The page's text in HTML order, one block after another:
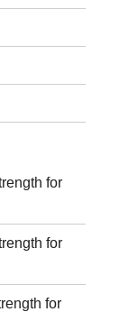
for
for
for